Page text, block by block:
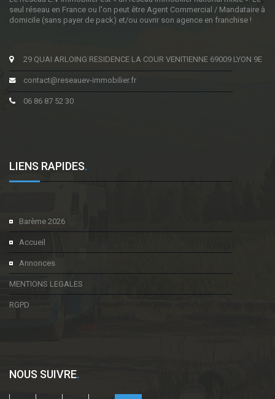
seul réseau en France ou l'on peut être Agent Commercial / Mandataire à
domicile (sans payer de pack) et/ou ouvrir son agence en franchise !
29 QUAI ARLOING RESIDENCE LA COUR VENITIENNE 69009 LYON 9E
contact@reseauev-immobilier.fr
06 86 87 52 30
LIENS RAPIDES.
Barème 2026
Accueil
Annonces
MENTIONS LEGALES
RGPD
NOUS SUIVRE.